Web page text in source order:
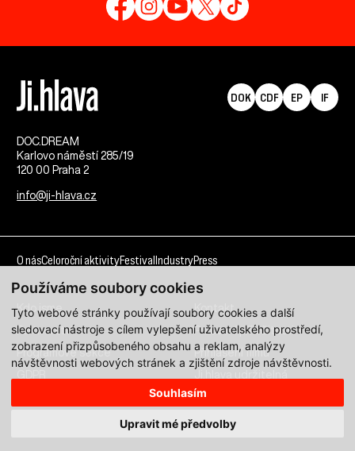
Používáme soubory cookies
Tyto webové stránky používají soubory cookies a další
sledovací nástroje s cílem vylepšení uživatelského prostředí,
zobrazení přizpůsobeného obsahu a reklam, analýzy
návštěvnosti webových stránek a zjištění zdroje návštěvnosti.
Souhlasím
Upravit mé předvolby
DOC.DREAM​
Karlovo náměstí 285/19
120 00 Praha 2
info@ji-hlava.cz
DOK CDF EP IF
O násCeloroční aktivityFestival IndustryPress
Kdo jsme
Kontakt
Partnerství
Pracovní příležitosti
Programové sekce
Přihlášení filmu
Všechna práva vyhrazena DOC.DREAM services s. r. o.
Zásady zpracování osobních údajů pro MFDF Ji.hlava zde